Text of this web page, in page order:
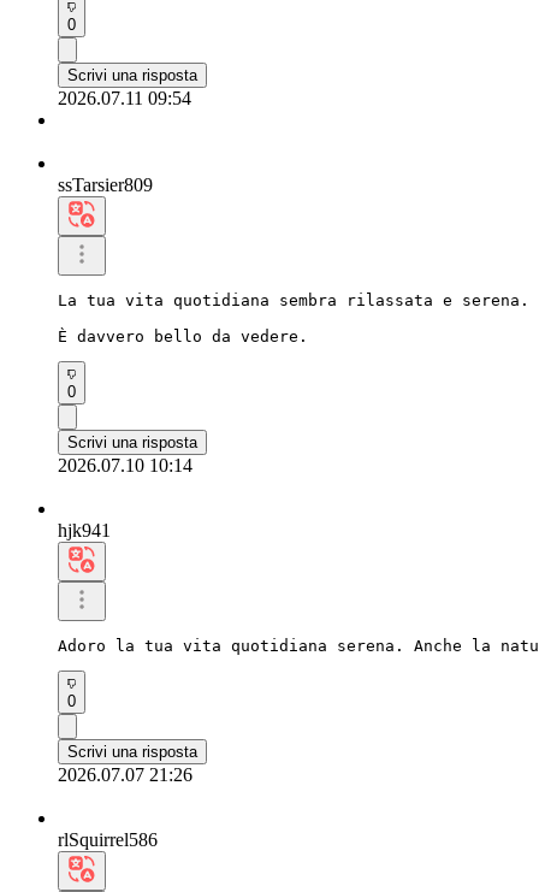
0
Scrivi una risposta
2026.07.11 09:54
ssTarsier809
La tua vita quotidiana sembra rilassata e serena.
È davvero bello da vedere.
0
Scrivi una risposta
2026.07.10 10:14
hjk941
Adoro la tua vita quotidiana serena. Anche la
0
Scrivi una risposta
2026.07.07 21:26
rlSquirrel586